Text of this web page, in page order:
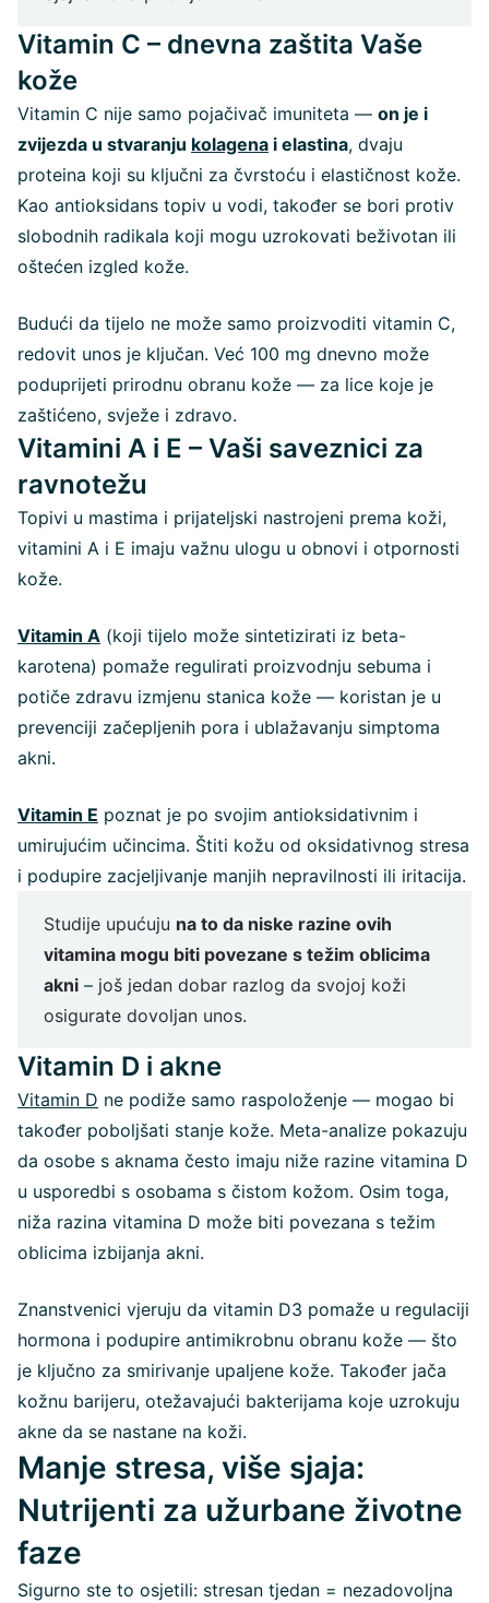
Vitamin C – dnevna zaštita Vaše
kože
Vitamin C nije samo pojačivač imuniteta — on je i
zvijezda u stvaranju kolagena i elastina, dvaju
proteina koji su ključni za čvrstoću i elastičnost kože.
Kao antioksidans topiv u vodi, također se bori protiv
slobodnih radikala koji mogu uzrokovati beživotan ili
oštećen izgled kože.
Budući da tijelo ne može samo proizvoditi vitamin C,
redovit unos je ključan. Već 100 mg dnevno može
poduprijeti prirodnu obranu kože — za lice koje je
zaštićeno, svježe i zdravo.
Vitamini A i E – Vaši saveznici za
ravnotežu
Topivi u mastima i prijateljski nastrojeni prema koži,
vitamini A i E imaju važnu ulogu u obnovi i otpornosti
kože.
Vitamin A (koji tijelo može sintetizirati iz beta-
karotena) pomaže regulirati proizvodnju sebuma i
potiče zdravu izmjenu stanica kože — koristan je u
prevenciji začepljenih pora i ublažavanju simptoma
akni.
Vitamin E poznat je po svojim antioksidativnim i
umirujućim učincima. Štiti kožu od oksidativnog stresa
i podupire zacjeljivanje manjih nepravilnosti ili iritacija.
Studije upućuju na to da niske razine ovih
vitamina mogu biti povezane s težim oblicima
akni – još jedan dobar razlog da svojoj koži
osigurate dovoljan unos.
Vitamin D i akne
Vitamin D ne podiže samo raspoloženje — mogao bi
također poboljšati stanje kože. Meta-analize pokazuju
da osobe s aknama često imaju niže razine vitamina D
u usporedbi s osobama s čistom kožom. Osim toga,
niža razina vitamina D može biti povezana s težim
oblicima izbijanja akni.
Znanstvenici vjeruju da vitamin D3 pomaže u regulaciji
hormona i podupire antimikrobnu obranu kože — što
je ključno za smirivanje upaljene kože. Također jača
kožnu barijeru, otežavajući bakterijama koje uzrokuju
akne da se nastane na koži.
Manje stresa, više sjaja:
Nutrijenti za užurbane životne
faze
Sigurno ste to osjetili: stresan tjedan = nezadovoljna